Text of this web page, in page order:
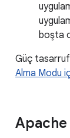
boşta
Güç
Alma Modu
Apache